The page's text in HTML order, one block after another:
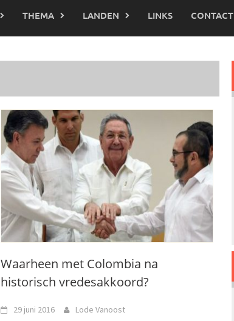
THEMA LANDEN LINKS CONTACT
Waarheen met Colombia na
historisch vredesakkoord?
29 juni 2016 Lode Vanoost